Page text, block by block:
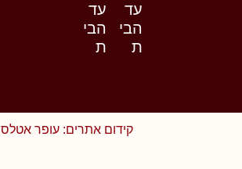
עד
הבי
ת
עד
הבי
ת
קידום אתרים: עופר אטלס